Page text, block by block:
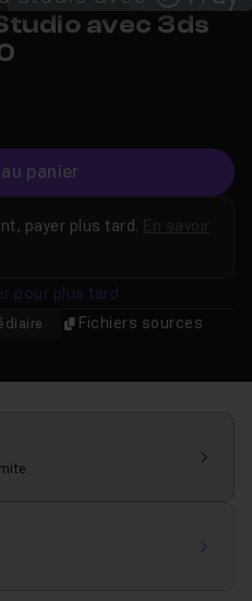
avec 3ds
panier
Fichiers sources
payer plus tard.
pour plus tard